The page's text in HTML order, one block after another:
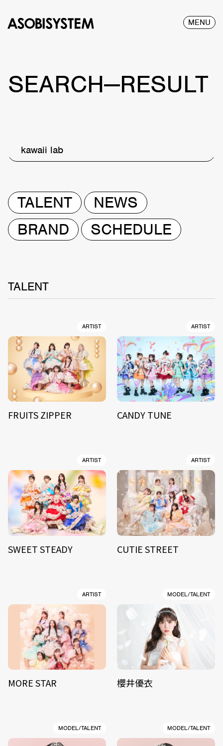
MENU
SEARCH—RESULT
kawaii lab
TALENT
NEWS
BRAND
SCHEDULE
TALENT
ARTIST
FRUITS ZIPPER
ARTIST
CANDY TUNE
ARTIST
SWEET STEADY
ARTIST
CUTIE STREET
ARTIST
MORE STAR
MODEL/TALENT
櫻井優衣
MODEL/TALENT MODEL/TALENT